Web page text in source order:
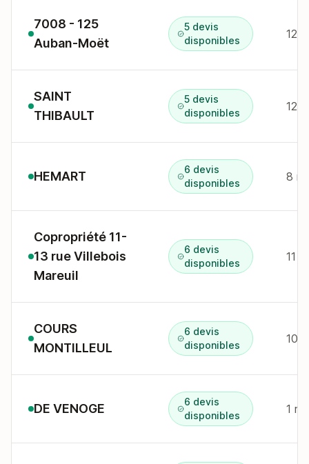
7008 - 125
Auban-Moët
5 devis
disponibles
SAINT
THIBAULT
5 devis
disponibles
12 r
HEMART
6 devis
disponibles
8 r
Copropriété 11-
13 rue Villebois
Mareuil
6 devis
disponibles
11 r
COURS
MONTILLEUL
6 devis
disponibles
10
DE VENOGE
6 devis
disponibles
1 r